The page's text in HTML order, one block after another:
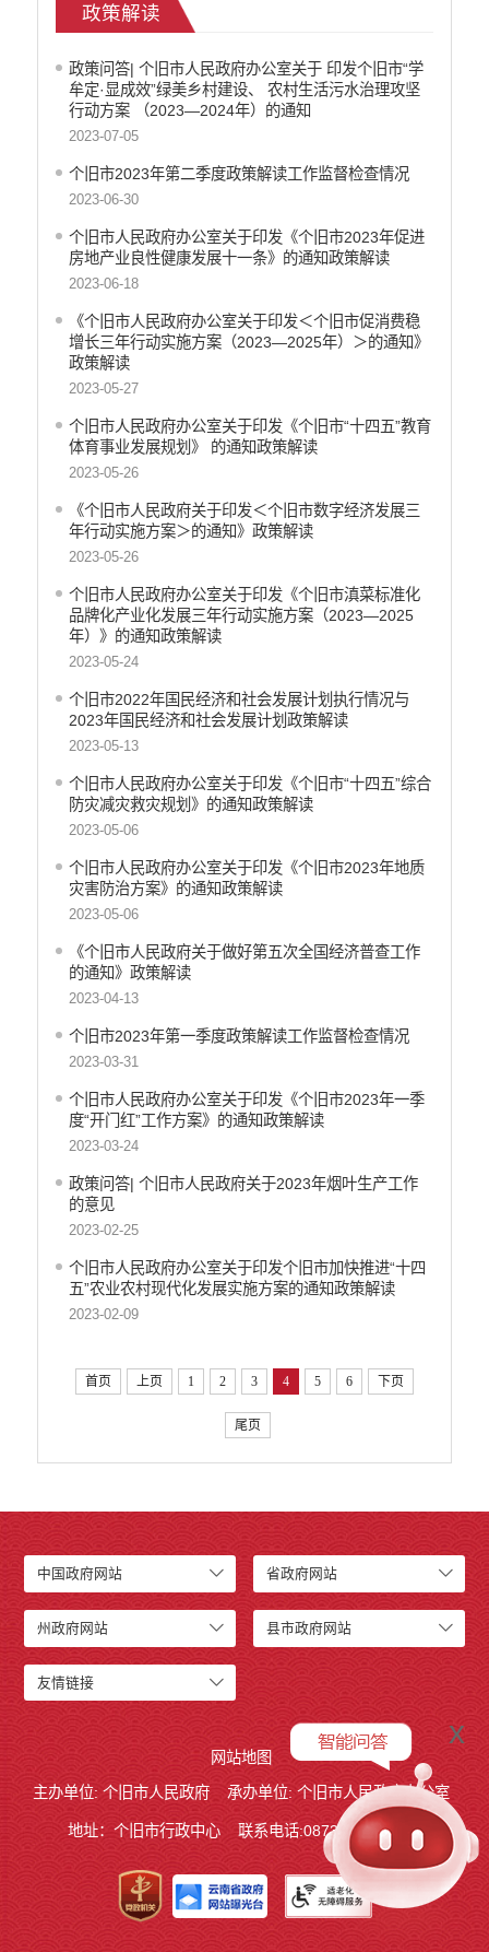
社会救助
食品药品监管
公共文化服务
政策解读
政策问答| 个旧市人民政府办公室关于 印发个旧市“学
牟定·显成效”绿美乡村建设、 农村生活污水治理攻坚
行动方案 （2023—2024年）的通知
2023-07-05
个旧市2023年第二季度政策解读工作监督检查情况
2023-06-30
个旧市人民政府办公室关于印发《个旧市2023年促进
房地产业良性健康发展十一条》的通知政策解读
2023-06-18
《个旧市人民政府办公室关于印发＜个旧市促消费稳
增长三年行动实施方案（2023—2025年）＞的通知》
政策解读
2023-05-27
个旧市人民政府办公室关于印发《个旧市“十四五”教育
体育事业发展规划》 的通知政策解读
2023-05-26
《个旧市人民政府关于印发＜个旧市数字经济发展三
年行动实施方案＞的通知》政策解读
2023-05-26
个旧市人民政府办公室关于印发《个旧市滇菜标准化
品牌化产业化发展三年行动实施方案（2023—2025
年）》的通知政策解读
2023-05-24
个旧市2022年国民经济和社会发展计划执行情况与
2023年国民经济和社会发展计划政策解读
2023-05-13
个旧市人民政府办公室关于印发《个旧市“十四五”综合
防灾减灾救灾规划》的通知政策解读
2023-05-06
个旧市人民政府办公室关于印发《个旧市2023年地质
灾害防治方案》的通知政策解读
2023-05-06
《个旧市人民政府关于做好第五次全国经济普查工作
的通知》政策解读
2023-04-13
个旧市2023年第一季度政策解读工作监督检查情况
2023-03-31
个旧市人民政府办公室关于印发《个旧市2023年一季
度“开门红”工作方案》的通知政策解读
2023-03-24
政策问答| 个旧市人民政府关于2023年烟叶生产工作
的意见
2023-02-25
个旧市人民政府办公室关于印发个旧市加快推进“十四
五”农业农村现代化发展实施方案的通知政策解读
2023-02-09
首页 上页 1 2 3 4 5 6 下页
尾页
中国政府网站 省政府网站
州政府网站 县市政府网站
友情链接
网站地图
主办单位: 个旧市人民政府
承办单位: 个旧市人民政府办公室
地址：个旧市行政中心 联系电话:0873－2123215
x